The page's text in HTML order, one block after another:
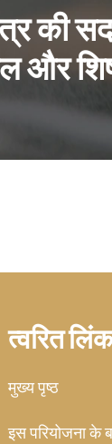
की
और
त्वरित
मुख्य पृष्ठ
इस परियोजना के